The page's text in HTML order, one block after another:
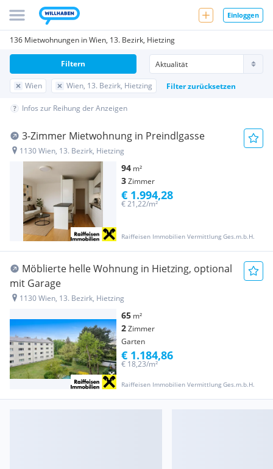
Einloggen
136 Mietwohnungen in Wien, 13. Bezirk, Hietzing
Wien Wien, 13. Bezirk, Hietzing Filter zurücksetzen
Filtern
Infos zur Reihung der Anzeigen
3-Zimmer Mietwohnung in Preindlgasse
1130 Wien, 13. Bezirk, Hietzing
94 m²
3Zimmer
Raiffeisen Immobilien Vermittlung Ges.m.b.H.
€ 21,22/m²
€ 1.994,28
Möblierte helle Wohnung in Hietzing, optional
mit Garage
1130 Wien, 13. Bezirk, Hietzing
65 m²
2Zimmer
Garten
Raiffeisen Immobilien Vermittlung Ges.m.b.H.
€ 18,23/m²
€ 1.184,86